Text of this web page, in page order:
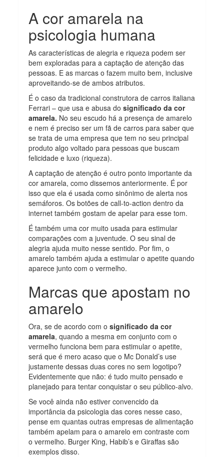
A cor amarela na
psicologia humana
As características de alegria e riqueza podem ser
bem exploradas para a captação de atenção das
pessoas. E as marcas o fazem muito bem, inclusive
aproveitando-se de ambos atributos.
É o caso da tradicional construtora de carros italiana
Ferrari – que usa e abusa dosignificado da cor
amarela. No seu escudo há a presença de amarelo
e nem é preciso ser um fã de carros para saber que
se trata de uma empresa que tem no seu principal
produto algo voltado para pessoas que buscam
felicidade e luxo (riqueza).
A captação de atenção é outro ponto importante da
cor amarela, como dissemos anteriormente. É por
isso que ela é usada como sinônimo de alerta nos
semáforos. Os botões de call-to-action dentro da
internet também gostam de apelar para esse tom.
É também uma cor muito usada para estimular
comparações com a juventude. O seu sinal de
alegria ajuda muito nesse sentido. Por fim, o
amarelo também ajuda a estimular o apetite quando
aparece junto com o vermelho.
Marcas que apostam no
amarelo
Ora, se de acordo com o significado da cor
amarela, quando a mesma em conjunto com o
vermelho funciona bem para estimular o apetite,
será que é mero acaso que o Mc Donald’s use
justamente dessas duas cores no sem logotipo?
Evidentemente que não: é tudo muito pensado e
planejado para tentar conquistar o seu público-alvo.
Se você ainda não estiver convencido da
importância da psicologia das cores nesse caso,
pense em quantas outras empresas de alimentação
também apelam para o amarelo em contraste com
o vermelho. Burger King, Habib’s e Giraffas são
exemplos disso.